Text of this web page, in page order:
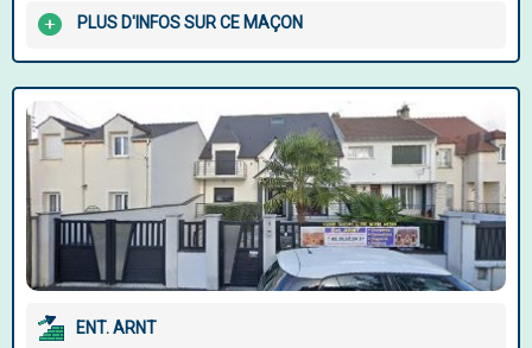
PLUS D'INFOS SUR CE MAÇON
ENT. ARNT